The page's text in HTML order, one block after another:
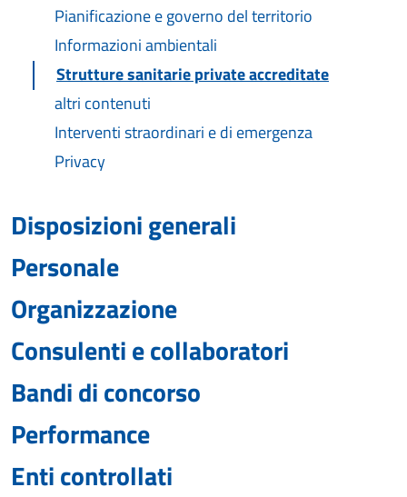
Pianificazione e governo del territorio
Informazioni ambientali
Strutture sanitarie private accreditate
altri contenuti
Interventi straordinari e di emergenza
Privacy
Disposizioni generali
Personale
Organizzazione
Consulenti e collaboratori
Bandi di concorso
Performance
Enti controllati